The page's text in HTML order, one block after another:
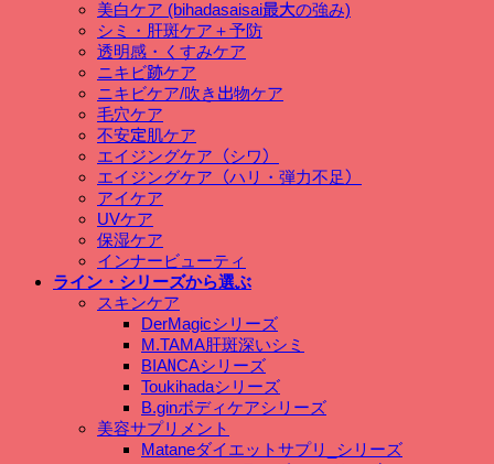
美白ケア (bihadasaisai最大の強み)
シミ・肝斑ケア＋予防
透明感・くすみケア
ニキビ跡ケア
ニキビケア/吹き出物ケア
毛穴ケア
不安定肌ケア
エイジングケア（シワ）
エイジングケア（ハリ・弾力不足）
アイケア
UVケア
保湿ケア
インナービューティ
ライン・シリーズから選ぶ
スキンケア
DerMagicシリーズ
M.TAMA肝斑深いシミ
BIANCAシリーズ
Toukihadaシリーズ
B.ginボディケアシリーズ
美容サプリメント
Mataneダイエットサプリ_シリーズ